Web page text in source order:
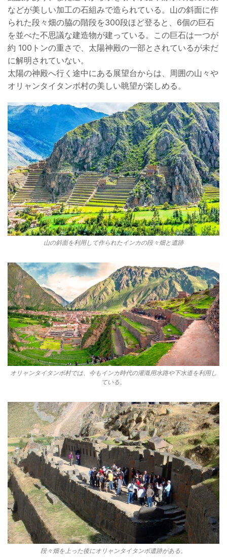
などが美しい加工の石組みで造られている。山の斜面に作
られた段々畑の脇の階段を300段ほど登ると、6個の巨石
を並べた不思議な建造物が建っている。この巨石は一つが
約 100トンの重さで、太陽神殿の一部とされているが未だ
に解明されていない。
太陽の神殿へ行く途中にある展望台からは、周囲の山々や
オリャンタイタンボ村の美しい眺望が楽しめる。
山の斜面を利用して作られたインカの段々畑と遺跡
オリャンタイタンボ村では、今もインカ時代の灌漑用水路や下水道を利用し
ている。
段々畑を上った後にオリャンタイタンボ遺跡がある。